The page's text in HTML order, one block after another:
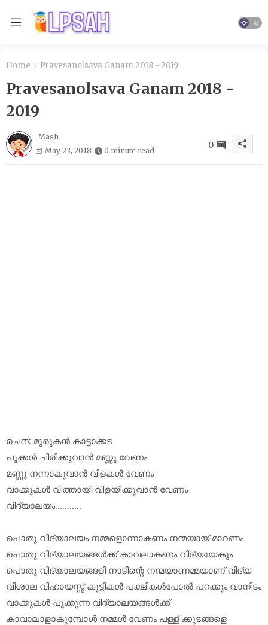
Home Pravesanolsava Ganam 2018 - 2019
Pravesanolsava Ganam 2018 -
2019
Mash
May 23, 2018
0 minute read
0
രചന: മുരുകൻ കാട്ടാക്കട
പൂക്കൾ ചിരിക്കുവാൻ മണ്ണു വേണം
മണ്ണു നന്നാകുവാൻ വിളകൾ വേണം
വാക്കുകൾ വിത്തായി വിളയിക്കുവാൻ വേണം
വിദ്യാലയം...........
പൊതു വിദ്യാലയം നമ്മളൊന്നാകണം നന്മയായ് മാറണം
പൊതു വിദ്യാലയങ്ങൾക്ക് കാവലാകണം വിദ്യയേകും
പൊതു വിദ്യാലയങ്ങളി നാടിന്റെ നന്മയാണമ്മയാണ് വിദ്യ
വിശാല വിഹായസ്സ് കുട്ടികൾ പക്ഷികൾപോൽ പറക്കും വാനിടം
വാക്കുകൾ പൂക്കുന്ന വിദ്യാലയങ്ങൾക്ക്
കാവാലാളാകുമ്പോൾ നമ്മൾ വേണം പള്ളിക്കുടങ്ങളെ